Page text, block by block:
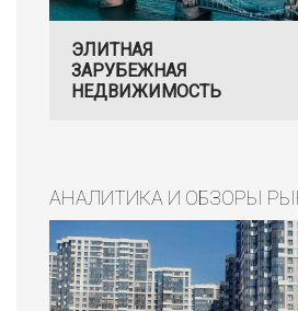
ЭЛИТНАЯ
ЗАРУБЕЖНАЯ
НЕДВИЖИМОСТЬ
АНАЛИТИКА И ОБЗОРЫ